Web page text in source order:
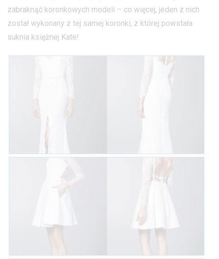
zabraknąć koronkowych modeli – co więcej, jeden z nich
został wykonany z tej samej koronki, z której powstała
suknia księżnej Kate!